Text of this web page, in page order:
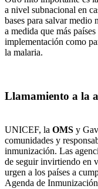
a nivel subnacional en
bases para salvar medio
a medida que más
implementación como
la malaria.
Llamamiento a la
UNICEF, la OMS y
comunidades y
inmunización. Las
de seguir invirtiendo en
urgen a los países a
Agenda de